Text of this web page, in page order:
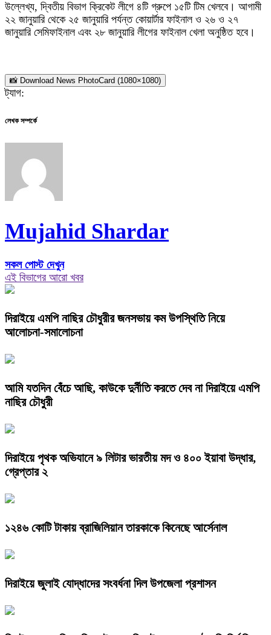
উল্লেখ্য, দ্বিতীয় বিভাগ ক্রিকেট লীগে ৪টি গ্রুপে ১৫টি টিম খেলবে। আগামী
২২ জানুয়ারি থেকে ২৫ জানুয়ারি পর্যন্ত কোয়ার্টার ফাইনাল ও ২৬ ও ২৭
জানুয়ারি সেমিফাইনাল এবং ২৮ জানুয়ারি লীগের ফাইনাল খেলা অনুষ্ঠিত হবে।
📸 Download News PhotoCard (1080×1080)
ট্যাগ:
লেখক সম্পর্কে
Mujahid Shardar
সকল পোস্ট দেখুন
এই বিভাগের আরো খবর
দিরাইয়ে এমপি নাছির চৌধুরীর জনসভায় কম উপস্থিতি নিয়ে
আলোচনা-সমালোচনা
আমি যতদিন বেঁচে আছি, কাউকে দুর্নীতি করতে দেব না দিরাইয়ে এমপি
নাছির চৌধুরী
দিরাইয়ে পৃথক অভিযানে ৯ লিটার ভারতীয় মদ ও ৪০০ ইয়াবা উদ্ধার,
গ্রেপ্তার ২
১২৪৬ কোটি টাকায় ব্রাজিলিয়ান তারকাকে কিনেছে আর্সেনাল
দিরাইয়ে জুলাই যোদ্ধাদের সংবর্ধনা দিল উপজেলা প্রশাসন